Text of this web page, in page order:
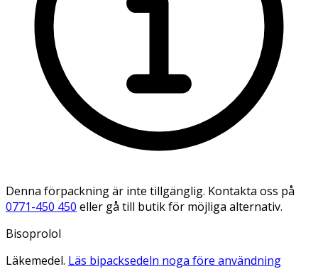
Denna förpackning är inte tillgänglig. Kontakta oss på
0771-450 450 eller gå till butik för möjliga alternativ.
Bisoprolol
Läkemedel. Läs bipacksedeln noga före användning